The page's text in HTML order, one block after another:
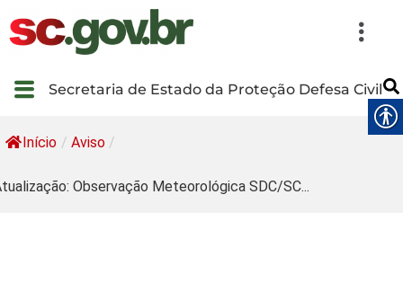
Secretaria de Estado da Proteção Defesa Civil
Início / Aviso /
Observação Meteorológica SDC/SC...